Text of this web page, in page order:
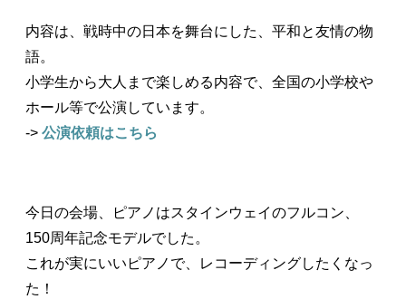
内容は、戦時中の日本を舞台にした、平和と友情の物
語。
小学生から大人まで楽しめる内容で、全国の小学校や
ホール等で公演しています。
-> 公演依頼はこちら
今日の会場、ピアノはスタインウェイのフルコン、
150周年記念モデルでした。
これが実にいいピアノで、レコーディングしたくなっ
た！